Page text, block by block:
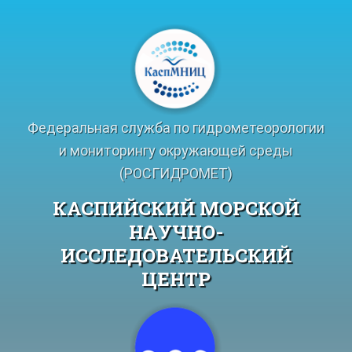
Федеральная служба по гидрометеорологии
и мониторингу окружающей среды
(РОСГИДРОМЕТ)
КАСПИЙСКИЙ МОРСКОЙ
НАУЧНО-
ИССЛЕДОВАТЕЛЬСКИЙ
ЦЕНТР